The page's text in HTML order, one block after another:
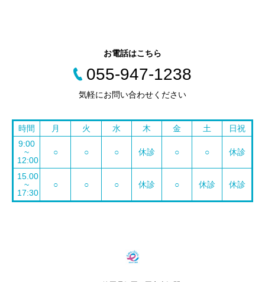
お電話はこちら
055-947-1238
気軽にお問い合わせください
時間 月 火 水 木 金 土
日祝
9:00
~
12:00
○ ○ ○ 休診 ○ ○ 休診
15.00
~
17:30
○ ○ ○ 休診 ○ 休診 休診